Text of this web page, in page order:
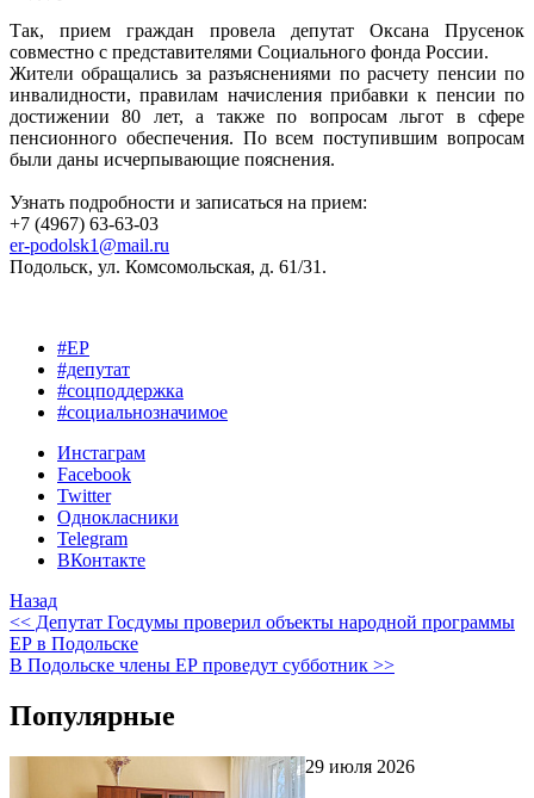
Так, прием граждан провела депутат Оксана Прусенок
совместно с представителями Социального фонда России.
Жители обращались за разъяснениями по расчету пенсии по
инвалидности, правилам начисления прибавки к пенсии по
достижении 80 лет, а также по вопросам льгот в сфере
пенсионного обеспечения. По всем поступившим вопросам
были даны исчерпывающие пояснения.
Узнать подробности и записаться на прием:
+7 (4967) 63-63-03
er-podolsk1@mail.ru
Подольск, ул. Комсомольская, д. 61/31.
#ЕР
#депутат
#соцподдержка
#социальнозначимое
Инстаграм
Facebook
Twitter
Однокласники
Telegram
ВКонтакте
Назад
<< Депутат Госдумы проверил объекты народной программы
ЕР в Подольске
В Подольске члены ЕР проведут субботник >>
Популярные
29 июля 2026